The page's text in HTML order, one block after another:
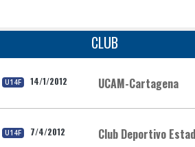
CLUB
U14F 14/1/2012 UCAM-Cartagena
U14F 7/4/2012 Club Deportivo